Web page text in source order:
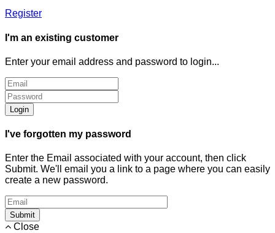
Register
I'm an existing customer
Enter your email address and password to login...
Login
I've forgotten my password
Enter the Email associated with your account, then click
Submit. We'll email you a link to a page where you can easily
create a new password.
Submit
Close